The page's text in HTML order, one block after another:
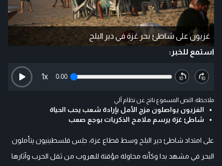
غزيون على شاطئ بحر غزة في دير البلح
استمع للخبر:
0:00
1x
ملاحظة: النص المسموع ناتج عن نظام آلي
الغزيون يواصلون مزج الأمل بإرادة شعب يحب الحياة
شاطئ غزة يرسم ملامح الذكريات بوجع صعب
على امتداد شاطئ دير البلح وسط قطاع غزة، جلس فلسطينيون يتأملون
البحر في مشهد بدا وكأنه محاولة مؤقتة للهروب من ثقل الحرب وآثارها